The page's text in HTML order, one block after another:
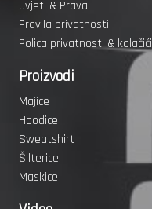
Uvjeti & Prava
Pravila privatnosti
Polica privatnosti & kolačići
Proizvodi
Majice
Hoodice
Sweatshirt
Šilterice
Maskice